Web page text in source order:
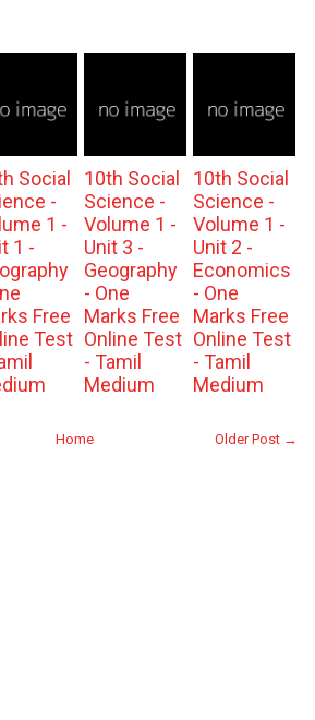
Social
-
1 -
1 -
Free
Test
10th Social
Science -
Volume 1 -
Unit 3 -
Geography
- One
Marks Free
Online Test
- Tamil
Medium
10th Social
Science -
Volume 1 -
Unit 2 -
Economics
- One
Marks Free
Online Test
- Tamil
Medium
Older Post →
Home